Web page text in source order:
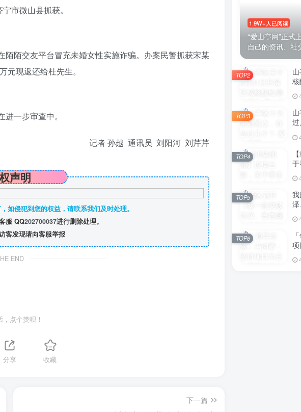
市微山县抓获。
陌交友平台冒充未婚女性实施诈骗。办案民警抓获宋某
现返还给杜先生。
一步审查中。
记者 孙越 通讯员 刘阳河 刘芹芹
声明
如侵犯到您的权益，请联系我们及时处理。
服 QQ202700037进行删除处理。
客发现请向客服举报
END
点个赞呗！
分享 收藏
下一篇
1.9W+人已阅读
“爱山亭网”正式
自己的资讯、社
TOP2
过
TOP3
TOP4
TOP5
项目为
点
TOP6